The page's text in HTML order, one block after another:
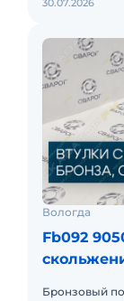
30.07.2026
Вологда
Fb092
Бронзовый